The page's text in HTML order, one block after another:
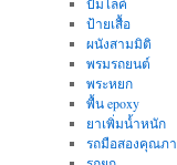
ป้ายเสื้อ
ผนังสามมิติ
พรมรถยนต์
พระหยก
พื้น epoxy
ยาเพิ่มน้ำหนัก
รถมือสองคุณภ